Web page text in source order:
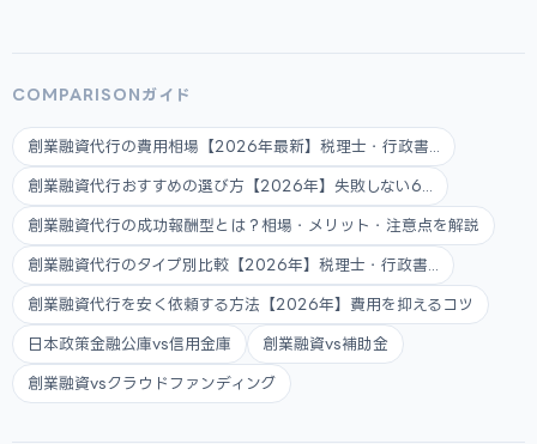
COMPARISONガイド
創業融資代行の費用相場【2026年最新】税理士・行政書...
創業融資代行おすすめの選び方【2026年】失敗しない6...
創業融資代行の成功報酬型とは？相場・メリット・注意点を解説
創業融資代行のタイプ別比較【2026年】税理士・行政書...
創業融資代行を安く依頼する方法【2026年】費用を抑えるコツ
日本政策金融公庫vs信用金庫 創業融資vs補助金
創業融資vsクラウドファンディング